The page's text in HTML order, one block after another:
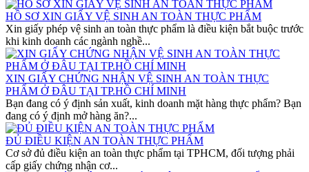
HỒ SƠ XIN GIẤY VỆ SINH AN TOÀN THỰC PHẨM
Xin giấy phép vệ sinh an toàn thực phẩm là điều kiện bắt buộc trước
khi kinh doanh các ngành nghề...
XIN GIẤY CHỨNG NHẬN VỆ SINH AN TOÀN THỰC
PHẨM Ở ĐÂU TẠI TP.HỒ CHÍ MINH
Bạn đang có ý định sản xuất, kinh doanh mặt hàng thực phẩm? Bạn
đang có ý định mở hàng ăn?...
ĐỦ ĐIỀU KIỆN AN TOÀN THỰC PHẨM
Cơ sở đủ điều kiện an toàn thực phẩm tại TPHCM, đối tượng phải
cấp giấy chứng nhận cơ...